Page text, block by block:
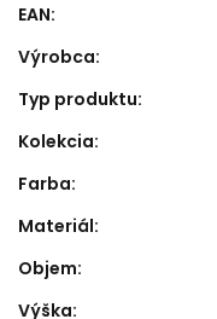
EAN:
Výrobca:
Typ produktu:
Kolekcia:
Farba:
Materiál:
Objem:
Výška: